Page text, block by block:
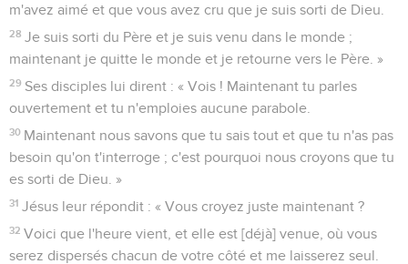
m'avez aimé et que vous avez cru que je suis sorti de Dieu.
28 Je suis sorti du Père et je suis venu dans le monde ;
maintenant je quitte le monde et je retourne vers le Père. »
29 Ses disciples lui dirent : « Vois ! Maintenant tu parles
ouvertement et tu n'emploies aucune parabole.
30 Maintenant nous savons que tu sais tout et que tu n'as pas
besoin qu'on t'interroge ; c'est pourquoi nous croyons que tu
es sorti de Dieu. »
31 Jésus leur répondit : « Vous croyez juste maintenant ?
32 Voici que l'heure vient, et elle est [déjà] venue, où vous
serez dispersés chacun de votre côté et me laisserez seul.